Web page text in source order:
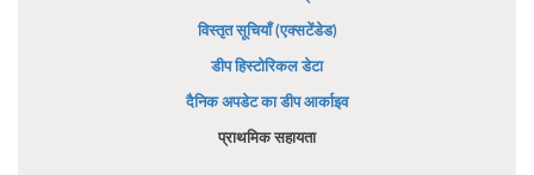
विस्तृत सूचियाँ (एक्सटेंडेड)
डीप हिस्टोरिकल डेटा
दैनिक अपडेट का डीप आर्काइव
प्राथमिक सहायता